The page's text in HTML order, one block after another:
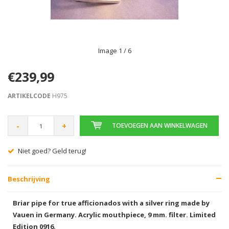
Image 1 / 6
€239,99
ARTIKELCODE H975
- + TOEVOEGEN AAN WINKELWAGEN
Niet goed? Geld terug!
Beschrijving
Briar pipe for true afficionados with a silver ring made by
Vauen in Germany. Acrylic mouthpiece, 9 mm. filter. Limited
Edition 0916.